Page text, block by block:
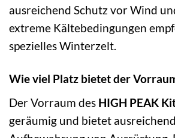
ausreichend Schutz vor Wind
extreme Kältebedingungen
spezielles Winterzelt.
Wie viel Platz bietet der
Der Vorraum des HIGH PEAK
geräumig und bietet